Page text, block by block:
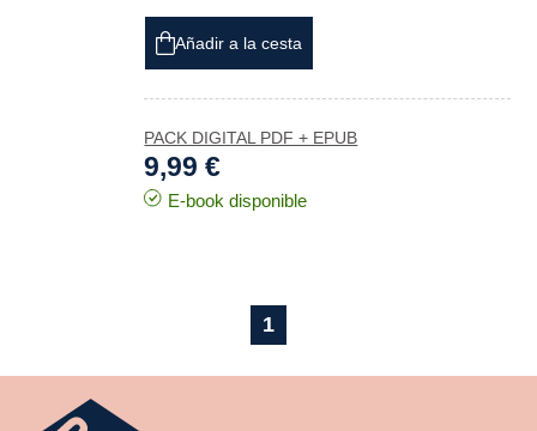
Añadir a la cesta
PACK DIGITAL PDF + EPUB
9,99 €
E-book disponible
1